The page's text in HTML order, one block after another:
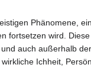
Phänomene,
fortsetzen wird.
auch außerhalb
Ichheit,